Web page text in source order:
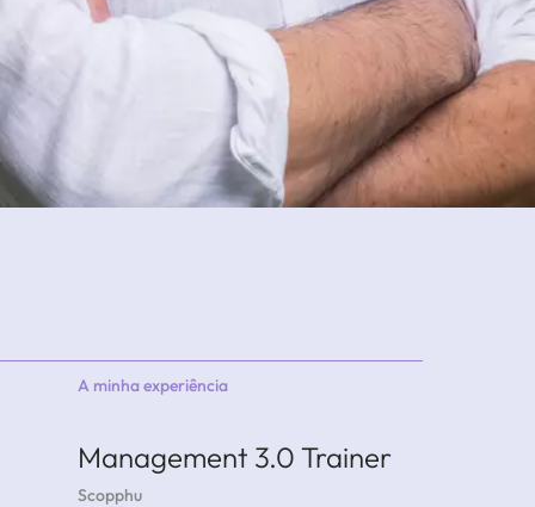
A minha experiência
Management 3.0 Trainer
Scopphu